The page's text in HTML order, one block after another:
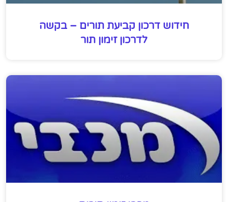
חידוש דרכון קביעת תורים – בקשה
לדרכון זימון תור